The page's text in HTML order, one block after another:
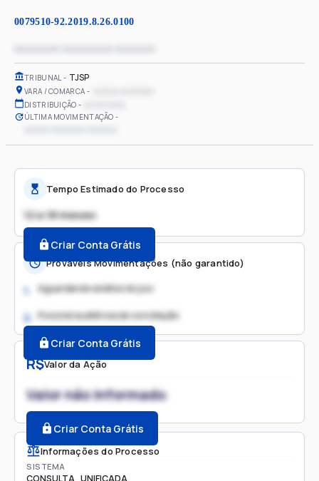
0079510-92.2019.8.26.0100
TRIBUNAL TJSP
VARA / COMARCA
DISTRIBUIÇÃO
ÚLTIMA MOVIMENTAÇÃO
R$Valor da Ação
Valor não informado
Criar Conta Grátis
Informações do Processo
SISTEMA
CONSULTA_UNIFICADA
Tempo Estimado do Processo
12 a 18 meses
Criar Conta Grátis
Prováveis Movimentações (não garantido)
1. Aguardando análise do juiz
2. Possível audiência de conciliação
Criar Conta Grátis